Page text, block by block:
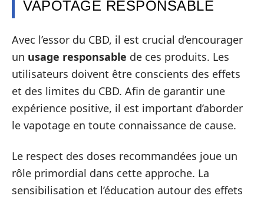
VAPOTAGE RESPONSABLE
Avec l’essor du CBD, il est crucial d’encourager
un usage responsable de ces produits. Les
utilisateurs doivent être conscients des effets
et des limites du CBD. Afin de garantir une
expérience positive, il est important d’aborder
le vapotage en toute connaissance de cause.
Le respect des doses recommandées joue un
rôle primordial dans cette approche. La
sensibilisation et l’éducation autour des effets